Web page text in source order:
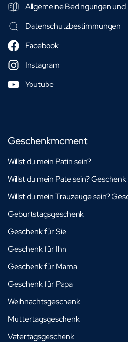
Allgemeine Bedingungen und
Datenschutzbestimmungen
Facebook
Instagram
Youtube
Geschenkmoment
Willst du mein Patin sein?
Willst du mein Pate sein? Geschenk
Willst du mein Trauzeuge sein?
Geburtstagsgeschenk
Geschenk für Sie
Geschenk für Ihn
Geschenk für Mama
Geschenk für Papa
Weihnachtsgeschenk
Muttertagsgeschenk
Vatertagsgeschenk